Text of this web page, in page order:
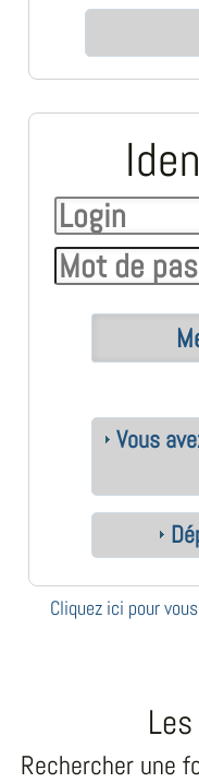
Vous
Cliquez ici pour
Rechercher une